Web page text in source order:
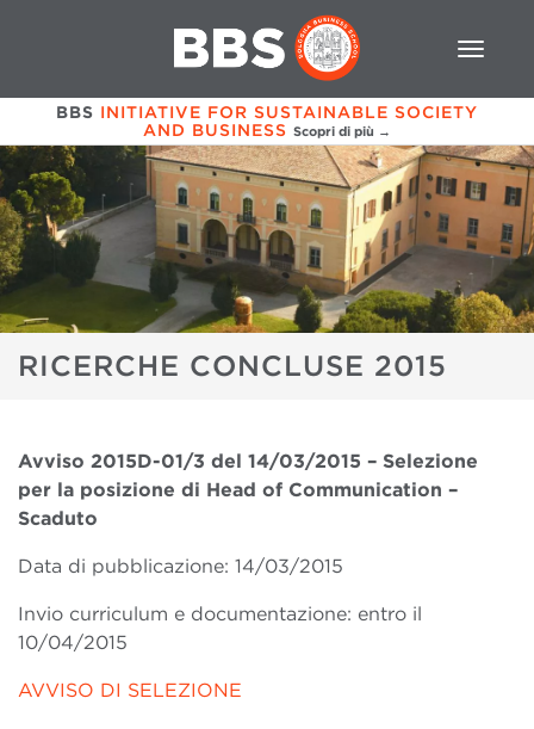
BBS INITIATIVE FOR SUSTAINABLE SOCIETY
AND BUSINESS Scopri di più →
RICERCHE CONCLUSE 2015
Avviso 2015D-01/3 del 14/03/2015 – Selezione
per la posizione di Head of Communication –
Scaduto
Data di pubblicazione: 14/03/2015
Invio curriculum e documentazione: entro il
10/04/2015
AVVISO DI SELEZIONE